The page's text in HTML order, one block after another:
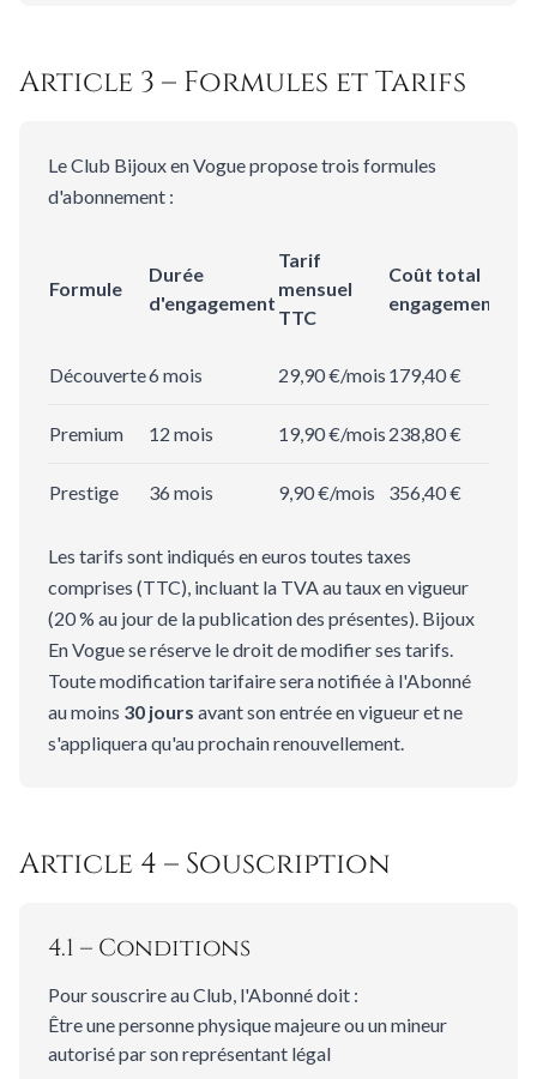
Article 3 – Formules et Tarifs
Le Club Bijoux en Vogue propose trois formules
d'abonnement :
Formule
Durée
d'engagement
Tarif
mensuel
TTC
Coût total
engagement
Découverte6 mois 29,90 €/mois 179,40 €
Premium 12 mois 19,90 €/mois 238,80 €
Prestige 36 mois 9,90 €/mois 356,40 €
Les tarifs sont indiqués en euros toutes taxes
comprises (TTC), incluant la TVA au taux en vigueur
(20 % au jour de la publication des présentes). Bijoux
En Vogue se réserve le droit de modifier ses tarifs.
Toute modification tarifaire sera notifiée à l'Abonné
au moins 30 jours avant son entrée en vigueur et ne
s'appliquera qu'au prochain renouvellement.
Article 4 – Souscription
4.1 – Conditions
Pour souscrire au Club, l'Abonné doit :
Être une personne physique majeure ou un mineur
autorisé par son représentant légal